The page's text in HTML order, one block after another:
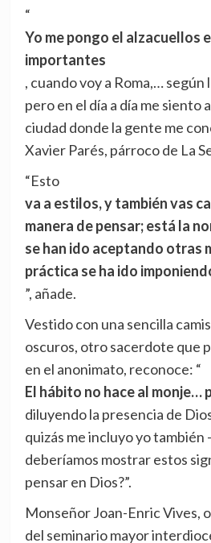
“
Yo me pongo el alzacuellos
importantes
, cuando voy a Roma,… según
pero en el día a día me siento
ciudad donde la gente me
Xavier Parés, párroco de La
“Esto
va a estilos, y también vas
manera de pensar; está la
se han ido aceptando otras
práctica se ha ido
”, añade.
Vestido con una sencilla
oscuros, otro sacerdote que
en el anonimato, reconoce: “
El hábito no hace al monje…
diluyendo la presencia de
quizás me incluyo yo también
deberíamos mostrar estos
pensar en Dios?”.
Monseñor Joan-Enric Vives,
del seminario mayor